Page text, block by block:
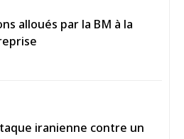
alloués par la BM à la
iranienne contre un